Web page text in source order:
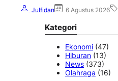
Julfidan 6 Agustus 2026
Kategori
Ekonomi (47)
Hiburan (13)
News (373)
Olahraga (16)